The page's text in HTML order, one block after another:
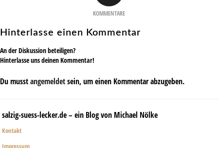
KOMMENTARE
Hinterlasse einen Kommentar
An der Diskussion beteiligen?
Hinterlasse uns deinen Kommentar!
Du musstangemeldetsein, um einen Kommentar abzugeben.
salzig-suess-lecker.de – ein Blog von Michael Nölke
Kontakt